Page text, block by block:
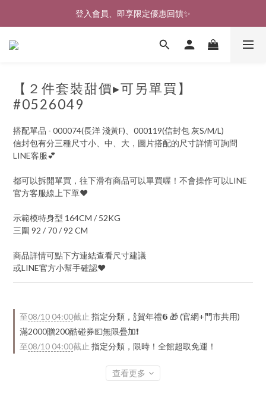
🎉新北淡水實體門市🤗歡迎蒞臨試穿🎉
登入會員、即享限定優惠回饋✨
🎉新北淡水實體門市🤗歡迎蒞臨試穿🎉
【２件套裝甜價▸可另單買】
#0526049
搭配單品 - 000074(長洋 淺黃F)、000119(信封包 灰S/M/L)
信封包有分三種尺寸小、中、大，圖片搭配的尺寸詳情可詢問
LINE客服💕
都可以拆開單買，往下滑有商品可以單買喔！不會操作可以LINE
官方客服線上下單♥
示範模特身型 164CM / 52KG
三圍 92 / 70 / 92 CM
商品詳情可點下方連結查看尺寸建議
或LINE官方小幫手確認♥
至08/10 04:00截止 指定分類，🍾賀年禮️𝟲 🎁 (官網+門市共用)
滿2000贈200酷碰券💵無限疊加❗
至08/10 04:00截止 指定分類，限時！全館超取免運！
查看更多